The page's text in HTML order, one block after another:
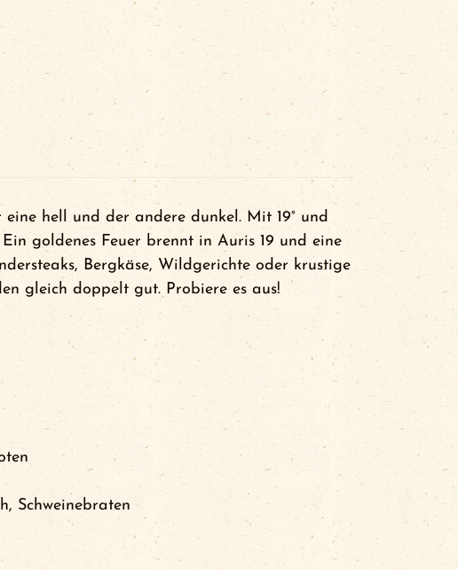
hell und der andere dunkel. Mit 19° und
goldenes Feuer brennt in Auris 19 und eine
Bergkäse, Wildgerichte oder krustige
gleich doppelt gut. Probiere es aus!
Schweinebraten